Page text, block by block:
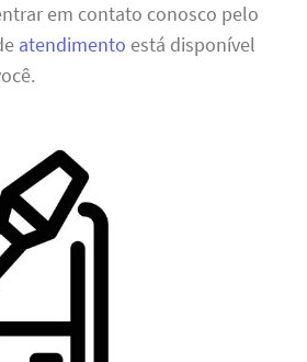
em contato conosco pelo
atendimento está disponível